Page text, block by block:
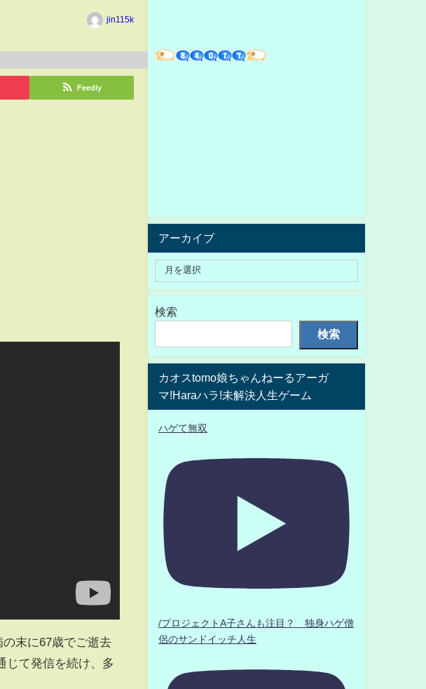
jin115k
Feedly
末に67歳でご逝去
じて発信を続け、多
アーカイブ
検索
検索
カオスtomo娘ちゃんねーるアーガ
マ!Haraハラ!未解決人生ゲーム
ハゲて無双
/プロジェクトA子さんも注目？ 独身ハゲ僧
侶のサンドイッチ人生